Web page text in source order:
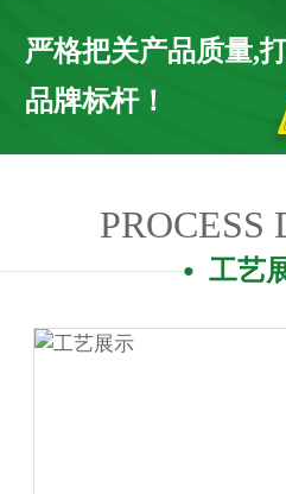
严格把关产品质量,
品牌标杆！
PROCESS
工艺